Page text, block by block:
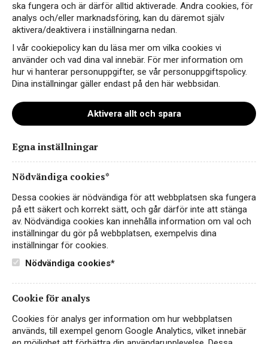
Chateau-De-Lussac-2007_1500px
Instagram
Facebook
ska fungera och är därför alltid aktiverade. Andra cookies, för
analys och/eller marknadsföring, kan du däremot själv
aktivera/deaktivera i inställningarna nedan.
I vår cookiepolicy kan du läsa mer om vilka cookies vi
använder och vad dina val innebär. För mer information om
hur vi hanterar personuppgifter, se vår personuppgiftspolicy.
Dina inställningar gäller endast på den här webbsidan.
Aktivera allt och spara
Egna inställningar
Nödvändiga cookies*
Dessa cookies är nödvändiga för att webbplatsen ska fungera
på ett säkert och korrekt sätt, och går därför inte att stänga
av. Nödvändiga cookies kan innehålla information om val och
inställningar du gör på webbplatsen, exempelvis dina
inställningar för cookies.
Nödvändiga cookies*
Cookie för analys
Cookies för analys ger information om hur webbplatsen
används, till exempel genom Google Analytics, vilket innebär